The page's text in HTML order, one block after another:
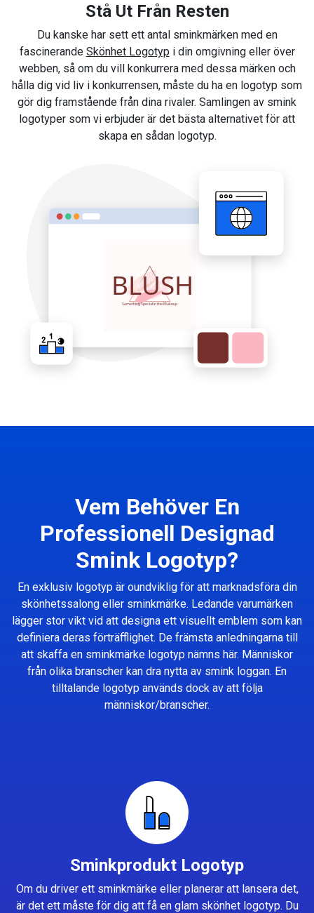
Stå Ut Från Resten
Du kanske har sett ett antal sminkmärken med en
fascinerande Skönhet Logotyp i din omgivning eller över
webben, så om du vill konkurrera med dessa märken och
hålla dig vid liv i konkurrensen, måste du ha en logotyp som
gör dig framstående från dina rivaler. Samlingen av smink
logotyper som vi erbjuder är det bästa alternativet för att
skapa en sådan logotyp.
Vem Behöver En
Professionell Designad
Smink Logotyp?
En exklusiv logotyp är oundviklig för att marknadsföra din
skönhetssalong eller sminkmärke. Ledande varumärken
lägger stor vikt vid att designa ett visuellt emblem som kan
definiera deras förträfflighet. De främsta anledningarna till
att skaffa en sminkmärke logotyp nämns här. Människor
från olika branscher kan dra nytta av smink loggan. En
tilltalande logotyp används dock av att följa
människor/branscher.
Sminkprodukt Logotyp
Om du driver ett sminkmärke eller planerar att lansera det,
är det ett måste för dig att få en glam skönhet logotyp. Du